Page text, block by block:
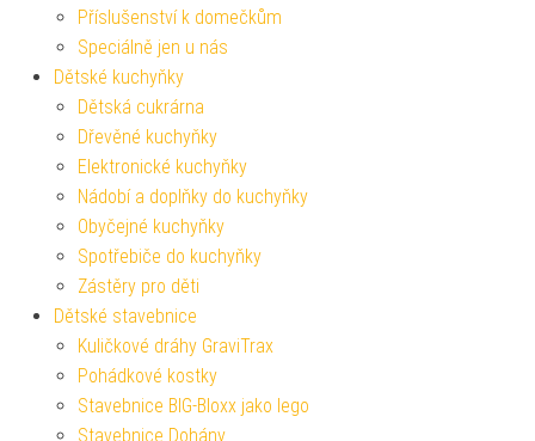
Příslušenství k domečkům
Speciálně jen u nás
Dětské kuchyňky
Dětská cukrárna
Dřevěné kuchyňky
Elektronické kuchyňky
Nádobí a doplňky do kuchyňky
Obyčejné kuchyňky
Spotřebiče do kuchyňky
Zástěry pro děti
Dětské stavebnice
Kuličkové dráhy GraviTrax
Pohádkové kostky
Stavebnice BIG-Bloxx jako lego
Stavebnice Dohány